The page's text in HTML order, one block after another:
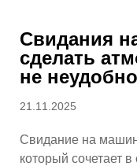
Свидания
сделать
не
Опубликовано
21.11.2025
Свидание на
который сочетает